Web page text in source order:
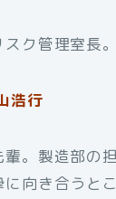
ク管理室長。
浩行
。製造部の
に向き合うと